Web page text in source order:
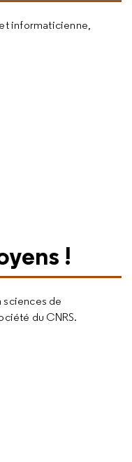
informaticienne,
!
sciences de
du CNRS.